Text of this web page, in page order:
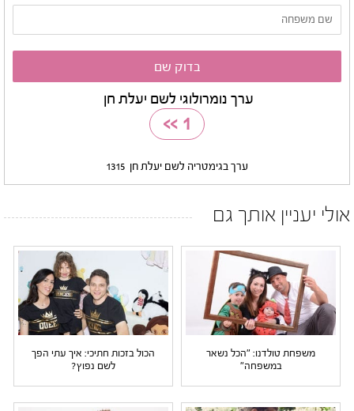
ערך נומרולוגי לשם יעלת חן
1
>>
ערך בגימטריה לשם יעלת חן 1315
אולי יעניין אותך גם
משפחת טולדנו: "הכל נשאר
במשפחה"
הכול בזכות חתיכי: איך עתי הפך
לשם נפוץ?